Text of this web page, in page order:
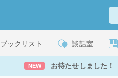
ブックリスト 談話室
NEW お待たせしました！